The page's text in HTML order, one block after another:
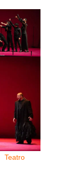
Teatro